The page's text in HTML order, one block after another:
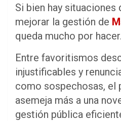
Si bien hay situaciones
mejorar la gestión de
queda mucho por hacer.
Entre favoritismos
injustificables y
como sospechosas, el
asemeja más a una
gestión pública